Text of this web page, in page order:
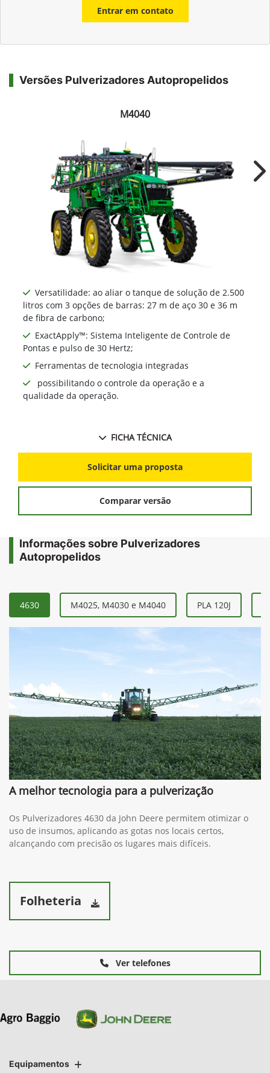
Entrar em contato
Versões Pulverizadores Autopropelidos
M4040
Versatilidade: ao aliar o tanque de solução de 2.500
litros com 3 opções de barras: 27 m de aço 30 e 36 m
de fibra de carbono;
ExactApply™: Sistema Inteligente de Controle de
Pontas e pulso de 30 Hertz;
Ferramentas de tecnologia integradas
possibilitando o controle da operação e a
qualidade da operação.
FICHA TÉCNICA
Solicitar uma proposta
Comparar versão
Informações sobre Pulverizadores
Autopropelidos
4630 M4025, M4030 e M4040 PLA 120J
A melhor tecnologia para a pulverização
Os Pulverizadores 4630 da John Deere permitem otimizar o
uso de insumos, aplicando as gotas nos locais certos,
alcançando com precisão os lugares mais difíceis.
Folheteria
Ver telefones
Equipamentos